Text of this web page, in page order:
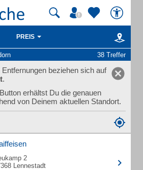
PREIS
38 Treffer
beziehen sich auf
.
erhältst Du die genauen
von Deinem aktuellen Standort.
2
Lennestadt